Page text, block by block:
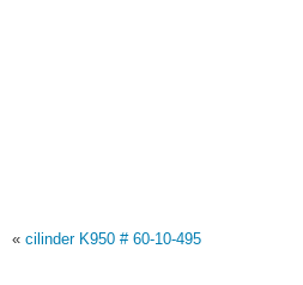
« cilinder K950 # 60-10-495